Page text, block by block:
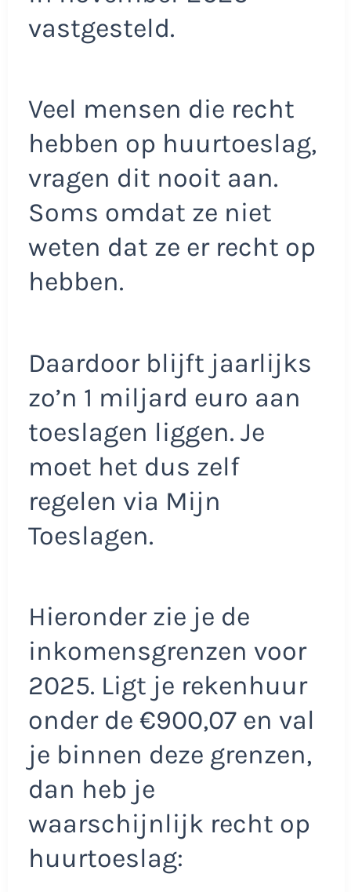
vastgesteld.
Veel mensen die recht
hebben op huurtoeslag,
vragen dit nooit aan.
Soms omdat ze niet
weten dat ze er recht op
hebben.
Daardoor blijft jaarlijks
zo’n 1 miljard euro aan
toeslagen liggen. Je
moet het dus zelf
regelen via Mijn
Toeslagen.
Hieronder zie je de
inkomensgrenzen voor
2025. Ligt je rekenhuur
onder de €900,07 en val
je binnen deze grenzen,
dan heb je
waarschijnlijk recht op
huurtoeslag: